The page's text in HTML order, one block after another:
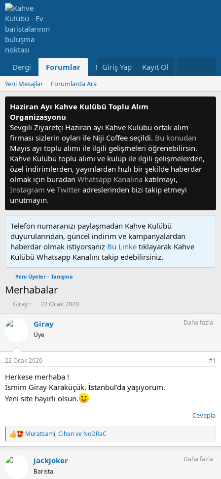
Dergi Forumlar Neler Yeni Kullanıcılar
Giriş Yap Kayıt Ol
Yeni Mesajlar Forumlarda Ara
Haziran Ayı Kahve Kulübü Toplu Alım
Organizasyonu
Sevgili Ziyaretçi Haziran ayı Kahve Kulübü ortak alım
firması sizlerin oyları ile Niji Coffee seçildi. Bu konudan
Mayıs ayı toplu alımı ile ilgili gelişmeleri öğrenebilirsin.
Kahve Kulübü toplu alımı ve kulüp ile ilgili gelişmelerden,
özel indirimlerden, yayınlardan hızlı bir şekilde haberdar
olmak için buradan Whatsapp Kanalına katılmayı,
Instagram ve Twitter adreslerinden bizi takip etmeyi
unutmayın.
Telefon numaranızı paylaşmadan Kahve Kulübü
duyurularından, güncel indirim ve kampanyalardan
haberdar olmak istiyorsanız Bu Linke tıklayarak Kahve
Kulübü Whatsapp Kanalını takip edebilirsiniz.
Yeni Üyeler - Tanışma
Merhabalar
K
n
u
b
a
ş
a
t
Giray
B
ş
a
g
ı
ç
a
r
i
22 Ocak 2020
Giray
Üye
Daha fazla
22 Ocak 2020 #1
Herkese merhaba !
İsmim Giray Karaküçük. İstanbul'da yaşıyorum.
Yeni site hayırlı olsun.
Cevapla
T
e
k
Muratsami,Cihanve NoDRaC
jackjoker
Barista
Daha fazla